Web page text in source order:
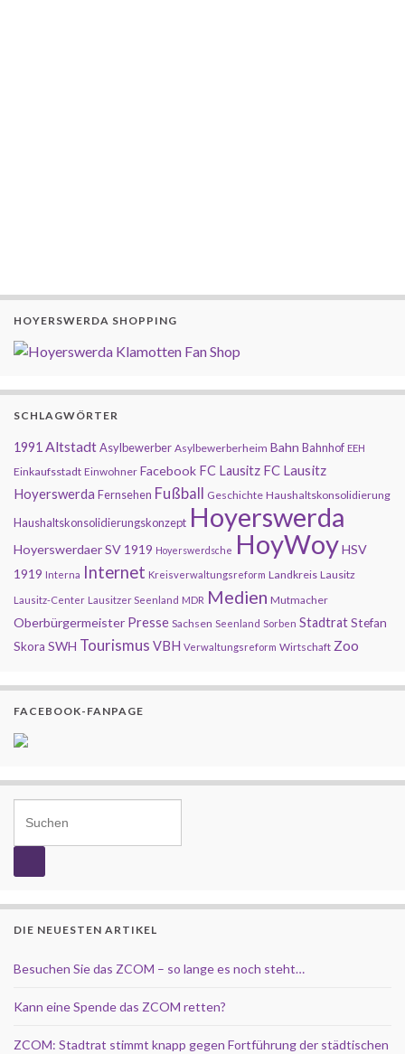
HOYERSWERDA SHOPPING
SCHLAGWÖRTER
1991 AltstadtAsylbewerber Asylbewerberheim Bahn Bahnhof EEH
Einkaufsstadt Einwohner Facebook FC Lausitz FC Lausitz
Hoyerswerda Fernsehen Fußball Geschichte Haushaltskonsolidierung
Haushaltskonsolidierungskonzept Hoyerswerda
Hoyerswerdaer SV 1919 Hoyerswerdsche HoyWoyHSV
1919 Interna Internet Kreisverwaltungsreform Landkreis Lausitz
Lausitz-Center Lausitzer Seenland MDR Medien Mutmacher
Oberbürgermeister Presse Sachsen Seenland Sorben StadtratStefan
Skora SWH Tourismus VBH Verwaltungsreform Wirtschaft Zoo
FACEBOOK-FANPAGE
DIE NEUESTEN ARTIKEL
Besuchen Sie das ZCOM – so lange es noch steht…
Kann eine Spende das ZCOM retten?
ZCOM: Stadtrat stimmt knapp gegen Fortführung der städtischen